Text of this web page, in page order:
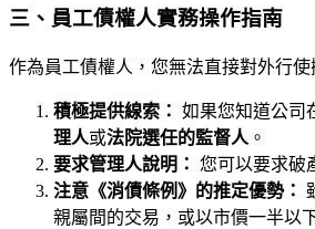
三、員工債權人實務操作指南
作為員工債權人，您無法直接對外行
積極提供線索： 如果您知道公司
理人或法院選任的監督人 。
要求管理人說明： 您可以要求破
注意《消債條例》的推定優勢：
親屬間的交易，或以市價一半以